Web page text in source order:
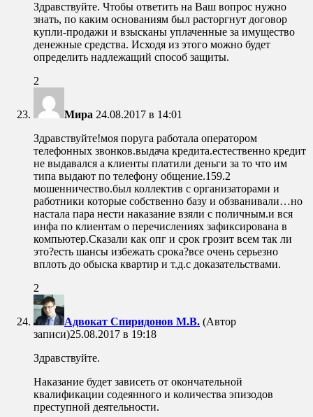
Здравствуйте. Чтобы ответить на Ваш вопрос нужно
знать, по каким основаниям был расторгнут договор
купли-продажи и взысканы уплаченные за имущество
денежные средства. Исходя из этого можно будет
определить надлежащий способ защиты.
2
Мира 24.08.2017 в 14:01
Здравствуйте!моя поруга работала оператором
телефонных звонков.выдача кредита.естественно кредит
не выдавался а клиенты платили деньги за то что им
типа выдают по телефону общение.159.2
мошенничество.был коллектив с организаторами и
работники которые собственно базу и обзванивали…но
настала пара нести наказание взяли с поличным.и вся
инфа по клиентам о перечислениях зафиксирована в
компьютер.Сказали как опг и срок грозит всем так ли
это?есть шансы избежать срока?все очень серьезно
вплоть до обыска квартир и т.д.с доказательствами.
2
Адвокат Спиридонов М.В. (Автор
записи)25.08.2017 в 19:18
Здравствуйте.
Наказание будет зависеть от окончательной
квалификации содеянного и количества эпизодов
преступной деятельности.